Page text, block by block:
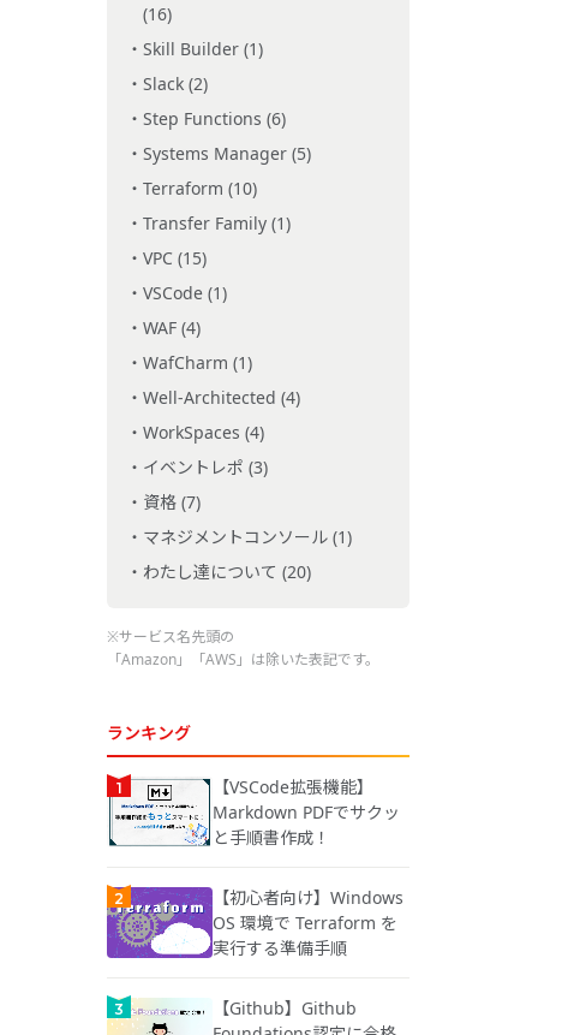
(16)
Skill Builder (1)
Slack (2)
Step Functions (6)
Systems Manager (5)
Terraform (10)
Transfer Family (1)
VPC (15)
VSCode (1)
WAF (4)
WafCharm (1)
Well-Architected (4)
WorkSpaces (4)
イベントレポ (3)
資格 (7)
マネジメントコンソール (1)
わたし達について (20)
※サービス名先頭の
「Amazon」「AWS」は除いた表記です。
ランキング
【VSCode拡張機能】
Markdown PDFでサクッ
と手順書作成！
【初心者向け】Windows
OS 環境で Terraform を
実行する準備手順
【Github】Github